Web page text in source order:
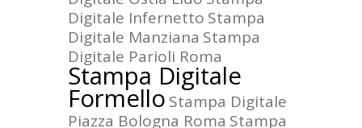
Digitale Infernetto Stampa
Digitale Manziana Stampa
Digitale Parioli Roma
Stampa Digitale
Formello Stampa Digitale
Piazza Bologna Roma Stampa